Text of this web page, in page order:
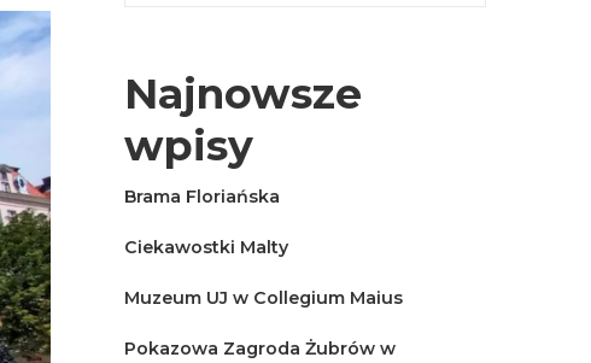
Najnowsze
wpisy
Brama Floriańska
Ciekawostki Malty
Muzeum UJ w Collegium Maius
Pokazowa Zagroda Żubrów w